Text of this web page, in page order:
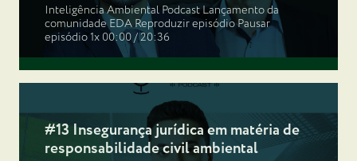
Inteligência Ambiental Podcast Lançamento da
comunidade EDA Reproduzir episódio Pausar
episódio 1x 00:00 / 20:36
#13 Insegurança jurídica em matéria de
responsabilidade civil ambiental